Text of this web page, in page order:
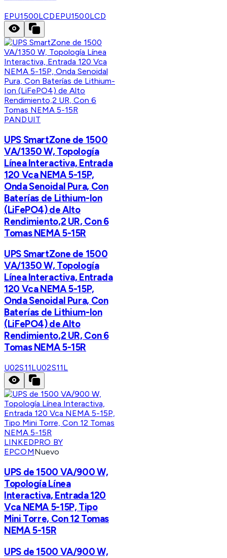
EPU1500LCDEPU1500LCD
PANDUIT
UPS SmartZone de 1500
VA/1350 W, Topología
Línea Interactiva, Entrada
120 Vca NEMA 5-15P,
Onda Senoidal Pura, Con
Baterías de Lithium-Ion
(LiFePO4) de Alto
Rendimiento,2 UR, Con 6
Tomas NEMA 5-15R
UPS SmartZone de 1500
VA/1350 W, Topología
Línea Interactiva, Entrada
120 Vca NEMA 5-15P,
Onda Senoidal Pura, Con
Baterías de Lithium-Ion
(LiFePO4) de Alto
Rendimiento,2 UR, Con 6
Tomas NEMA 5-15R
U02S11LU02S11L
LINKEDPRO BY
EPCOMNuevo
UPS de 1500 VA/900 W,
Topología Línea
Interactiva, Entrada 120
Vca NEMA 5-15P, Tipo
Mini Torre, Con 12 Tomas
NEMA 5-15R
UPS de 1500 VA/900 W,